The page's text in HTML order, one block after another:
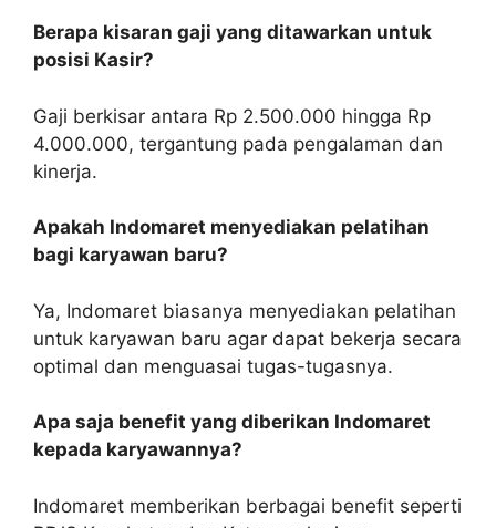
Berapa kisaran gaji yang ditawarkan untuk
posisi Kasir?
Gaji berkisar antara Rp 2.500.000 hingga Rp
4.000.000, tergantung pada pengalaman dan
kinerja.
Apakah Indomaret menyediakan pelatihan
bagi karyawan baru?
Ya, Indomaret biasanya menyediakan pelatihan
untuk karyawan baru agar dapat bekerja secara
optimal dan menguasai tugas-tugasnya.
Apa saja benefit yang diberikan Indomaret
kepada karyawannya?
Indomaret memberikan berbagai benefit seperti